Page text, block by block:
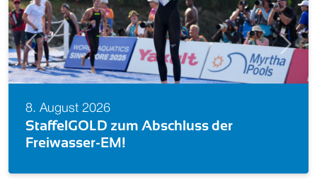
zum Abschluss der
EM!
Previous Next